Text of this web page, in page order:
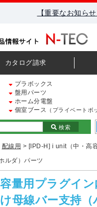
【重要なお知ら
カタログ請求
プラボックス
盤用パーツ
ホーム分電盤
個室ブース （プライベートボ
検索
配線用 > [IPD-H] i unit（中・高
ルダ）パーツ
量用プラグイ
母線バー支持